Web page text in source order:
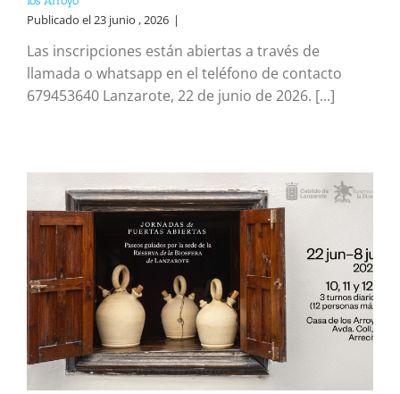
Publicado el 23 junio , 2026 |
Las inscripciones están abiertas a través de
llamada o whatsapp en el teléfono de contacto
679453640 Lanzarote, 22 de junio de 2026. [...]